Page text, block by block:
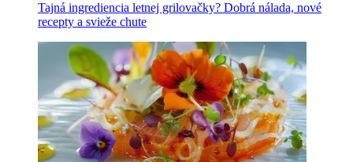
Tajná ingrediencia letnej grilovačky? Dobrá nálada, nové
recepty a svieže chute